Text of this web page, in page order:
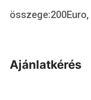
összege:200Euro,
Ajánlatkérés